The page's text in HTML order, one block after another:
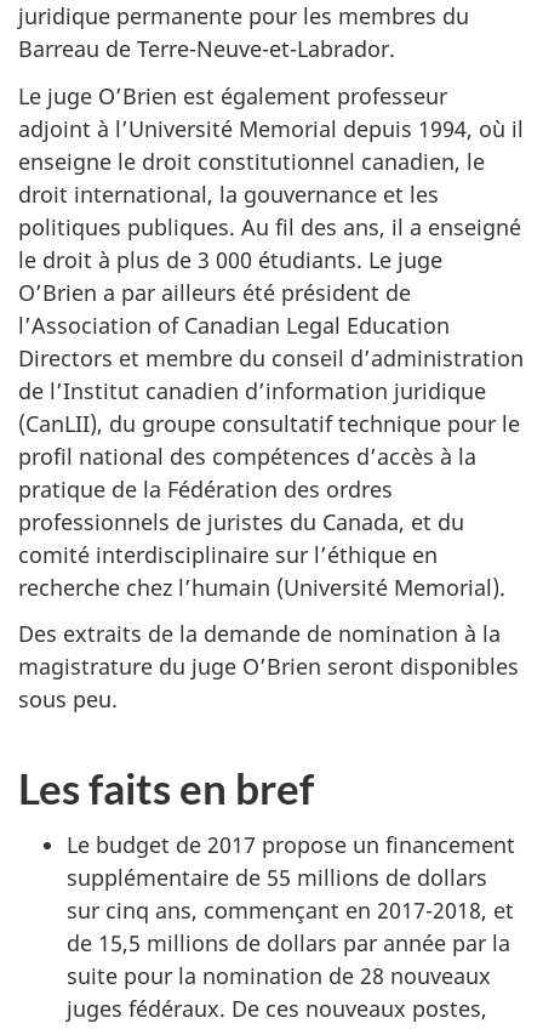
juridique permanente pour les membres du
Barreau de Terre-Neuve-et-Labrador.
Le juge O’Brien est également professeur
adjoint à l’Université Memorial depuis 1994, où il
enseigne le droit constitutionnel canadien, le
droit international, la gouvernance et les
politiques publiques. Au fil des ans, il a enseigné
le droit à plus de 3 000 étudiants. Le juge
O’Brien a par ailleurs été président de
l’Association of Canadian Legal Education
Directors et membre du conseil d’administration
de l’Institut canadien d’information juridique
(CanLII), du groupe consultatif technique pour le
profil national des compétences d’accès à la
pratique de la Fédération des ordres
professionnels de juristes du Canada, et du
comité interdisciplinaire sur l’éthique en
recherche chez l’humain (Université Memorial).
Des extraits de la demande de nomination à la
magistrature du juge O’Brien seront disponibles
sous peu.
Les faits en bref
Le budget de 2017 propose un financement
supplémentaire de 55 millions de dollars
sur cinq ans, commençant en 2017-2018, et
de 15,5 millions de dollars par année par la
suite pour la nomination de 28 nouveaux
juges fédéraux. De ces nouveaux postes,